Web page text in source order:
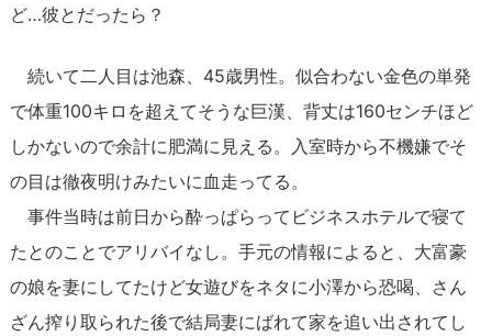
ど…彼とだったら？
続いて二人目は池森、45歳男性。似合わない金色の単発
で体重100キロを超えてそうな巨漢、背丈は160センチほど
しかないので余計に肥満に見える。入室時から不機嫌でそ
の目は徹夜明けみたいに血走ってる。
事件当時は前日から酔っぱらってビジネスホテルで寝て
たとのことでアリバイなし。手元の情報によると、大富豪
の娘を妻にしてたけど女遊びをネタに小澤から恐喝、さん
ざん搾り取られた後で結局妻にばれて家を追い出されてし